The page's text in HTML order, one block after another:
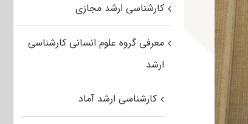
کارشناسی ارشد مجازی
معرفی گروه علوم انسانی کارشناسی
ارشد
کارشناسی ارشد آماد